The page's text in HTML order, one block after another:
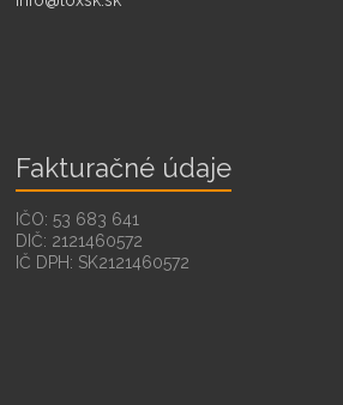
Fakturačné údaje
IČO: 53 683 641
DIČ: 2121460572
IČ DPH: SK2121460572